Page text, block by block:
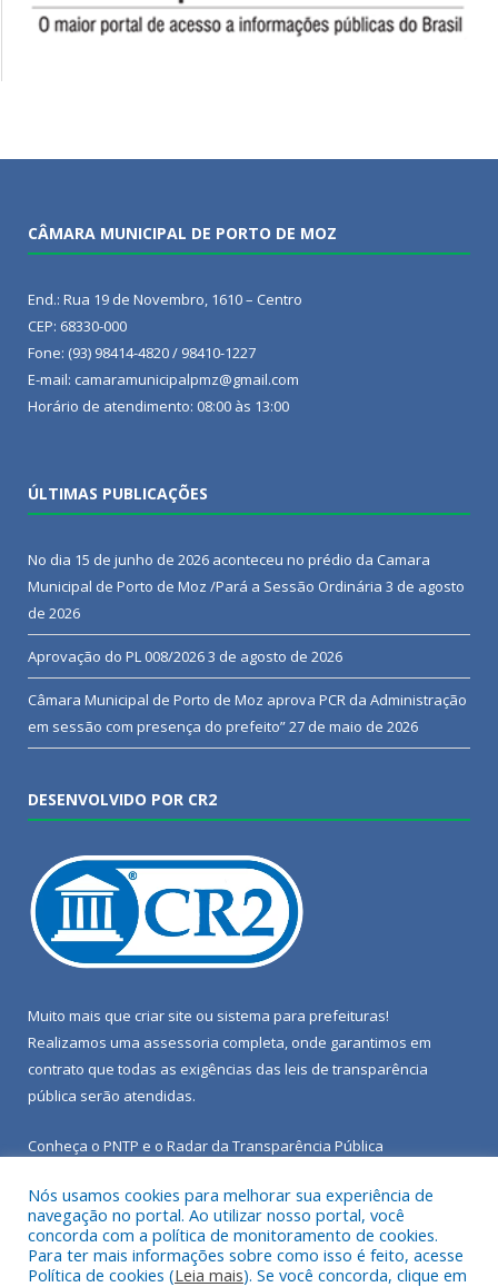
CÂMARA MUNICIPAL DE PORTO DE MOZ
End.: Rua 19 de Novembro, 1610 – Centro
CEP: 68330-000
Fone: (93) 98414-4820 / 98410-1227
E-mail: camaramunicipalpmz@gmail.com
Horário de atendimento: 08:00 às 13:00
ÚLTIMAS PUBLICAÇÕES
No dia 15 de junho de 2026 aconteceu no prédio da Camara
Municipal de Porto de Moz /Pará a Sessão Ordinária 3 de agosto
de 2026
Aprovação do PL 008/20263 de agosto de 2026
Câmara Municipal de Porto de Moz aprova PCR da Administração
em sessão com presença do prefeito”27 de maio de 2026
DESENVOLVIDO POR CR2
Muito mais que criar site ou sistema para prefeituras!
Realizamos uma assessoria completa, onde garantimos em
contrato que todas as exigências das leis de transparência
pública serão atendidas.
Conheça o PNTP e o Radar da Transparência Pública
Todos os direitos reservados a Câmara Municipal de Porto de
Nós usamos cookies para melhorar sua experiência de
navegação no portal. Ao utilizar nosso portal, você
concorda com a política de monitoramento de cookies.
Para ter mais informações sobre como isso é feito, acesse
Política de cookies (Leia mais). Se você concorda, clique em